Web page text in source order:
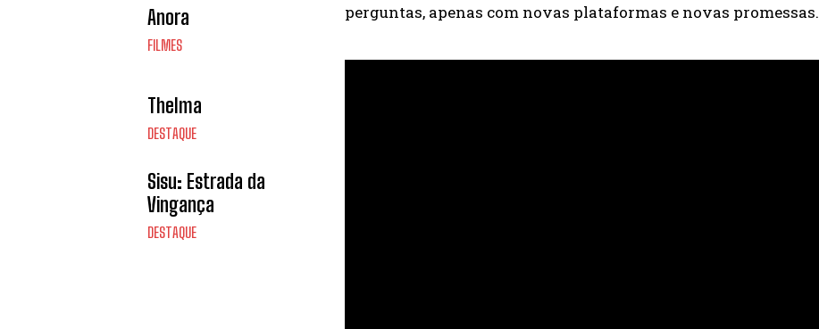
Anora
FILMES
Thelma
DESTAQUE
Sisu: Estrada da
Vingança
DESTAQUE
perguntas, apenas com novas plataformas e novas promessas.